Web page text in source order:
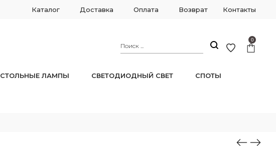
Каталог Доставка Оплата Возврат Контакты
0
ЛАМПЫ СВЕТОДИОДНЫЙ СВЕТ СПОТЫ